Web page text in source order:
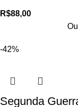
R$88,00
-42%
Segunda